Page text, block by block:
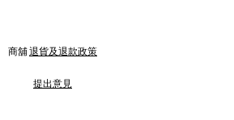
商舖退貨及退款政策
提出意見